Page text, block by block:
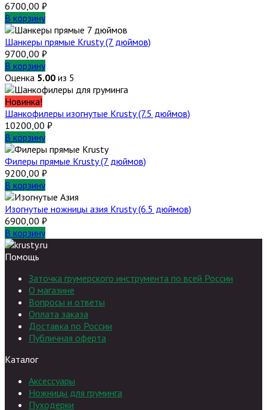
6700,00 ₽
В корзину
Шанкеры прямые Krusty (7 дюймов)
9700,00 ₽
В корзину
Оценка 5.00 из 5
Новинка!
Шанкофилеры изогнутые Krusty (7.5 дюймов)
10200,00 ₽
В корзину
Филеры прямые Krusty (7 дюймов)
9200,00 ₽
В корзину
Изогнутые ножницы азия Krusty (6.5 дюймов)
6900,00 ₽
В корзину
Помощь
Заточка грумерского инструмента по всей России
О магазине
Вопросы и ответы
Оплата заказа
Доставка по России
Публичная оферта
Каталог
Аксессуары
Ножницы для груминга
Пуходерки